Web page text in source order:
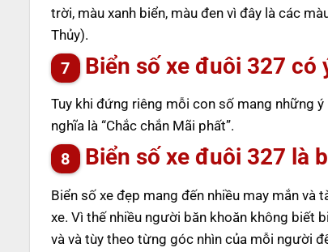
trời, màu xanh biển, màu đen vì đây là các
Thủy).
Biển số xe đuôi 327 có
Tuy khi đứng riêng mỗi con số mang những
nghĩa là “Chắc chắn Mãi phất”.
Biển số xe đuôi 327 là
Biển số xe đẹp mang đến nhiều may mắn và
xe. Vì thế nhiều người băn khoăn không biết
và và tùy theo từng góc nhìn của mỗi người